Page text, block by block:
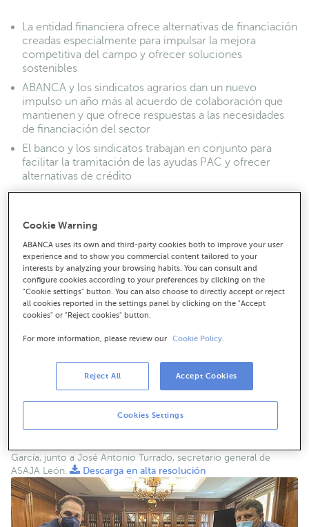
La entidad financiera ofrece alternativas de financiación
creadas especialmente para impulsar la mejora
competitiva del campo y ofrecer soluciones
sostenibles
ABANCA y los sindicatos agrarios dan un nuevo
impulso un año más al acuerdo de colaboración que
mantienen y que ofrece respuestas a las necesidades
de financiación del sector
El banco y los sindicatos trabajan en conjunto para
facilitar la tramitación de las ayudas PAC y ofrecer
alternativas de crédito
García, junto a José Antonio Turrado, secretario general de
ASAJA León.
Descarga en alta resolución
Cookie Warning
ABANCA uses its own and third-party cookies both to improve your user
experience and to show you commercial content tailored to your
interests by analyzing your browsing habits. You can consult and
configure cookies according to your preferences by clicking on the
"Cookie settings" button. You can also choose to directly accept or reject
all cookies reported in the settings panel by clicking on the "Accept
cookies" or "Reject cookies" button.
For more information, please review our Cookie Policy.
Cookies Settings
Reject All Accept Cookies